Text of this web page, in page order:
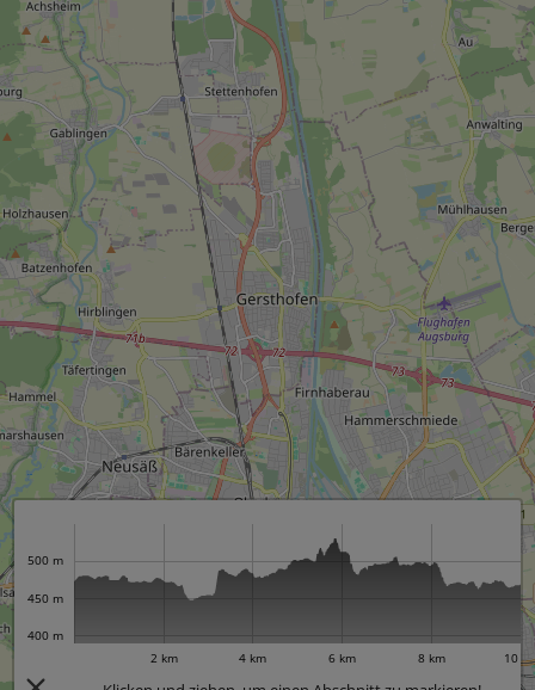
2 km 4 km 6 km 8 km 10
400 m
450 m
500 m